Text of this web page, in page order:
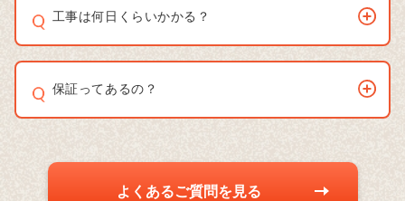
工事は何日くらいかかる？
保証ってあるの？
よくあるご質問を見る